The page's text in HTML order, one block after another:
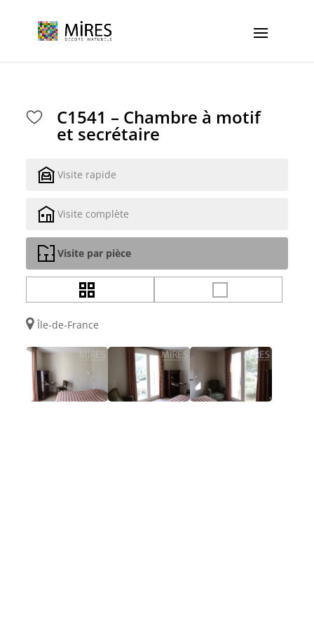
C1541 – Chambre à motif
et secrétaire
Visite rapide
Visite complète
Visite par pièce
Île-de-France